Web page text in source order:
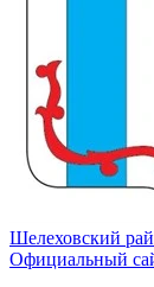
Шелеховский
Официальный